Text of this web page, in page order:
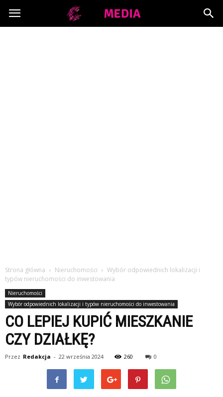
Copymedia.pl
Strona główna Nieruchomości
Wybór odpowiednich lokalizacji i
typów nieruchomości do inwestowania
Nieruchomości
Wybór odpowiednich lokalizacji i typów nieruchomości do inwestowania
CO LEPIEJ KUPIĆ MIESZKANIE
CZY DZIAŁKĘ?
Przez Redakcja - 22 września 2024 260 0